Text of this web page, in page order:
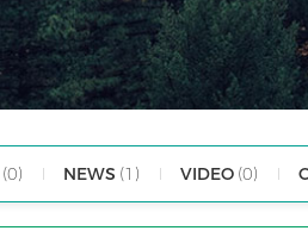
(0) NEWS (1) VIDEO (0)